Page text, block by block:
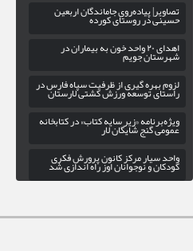
تصاویر| پیاده‌روی جاماندگان اربعین
حسینی در روستای کورده
اهدای ۲۰ واحد خون به بیماران درشهرستان جویم
لزوم بهره‌ گیری از ظرفیت سپاه فارس در
راستای توسعه ورزش کشتی لارستان
ویژه‌برنامه «زیر سایه کتاب» در کتابخانه
عمومی گنج شایگان لار
واحد سیار مرکز کانون پرورش فکری
کودکان و نوجوانان اوز راه اندازی شد